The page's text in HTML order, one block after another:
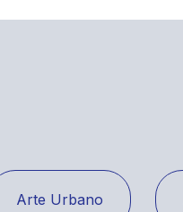
Arte Urbano